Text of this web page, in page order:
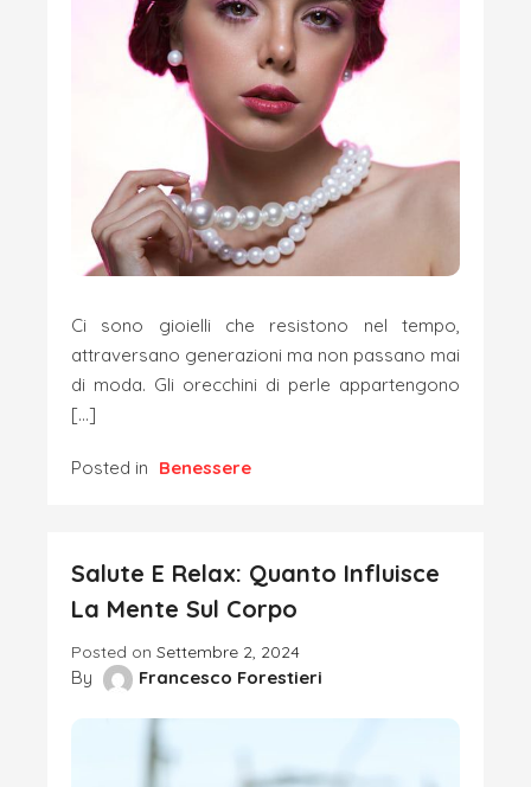
Ci sono gioielli che resistono nel tempo,
attraversano generazioni ma non passano mai
di moda. Gli orecchini di perle appartengono
[…]
Posted in Benessere
Salute E Relax: Quanto Influisce
La Mente Sul Corpo
Posted on Settembre 2, 2024
By Francesco Forestieri